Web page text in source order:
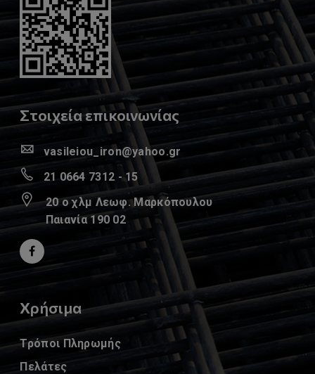
Στοιχεία επικοινωνίας
vasileiou_iron@yahoo.gr
21 0664 7312 - 15
20 ο χλμ Λεωφ. Μαρκόπουλου
Παιανία 190 02
Χρήσιμα
Τρόποι Πληρωμής
Πελάτες